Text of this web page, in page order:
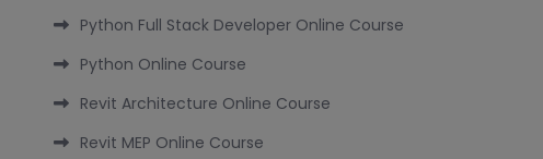
Python Full Stack Developer Online Course
Python Online Course
Revit Architecture Online Course
Revit MEP Online Course